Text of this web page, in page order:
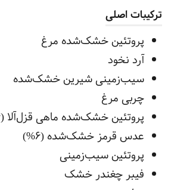
ترکیبات اصلی
پروتئین خشک‌شده مرغ
آرد نخود
سیب‌زمینی شیرین خشک‌شده
چربی مرغ
پروتئین خشک‌شده ماهی قزل‌آلا (6%)
عدس قرمز خشک‌شده (6%)
پروتئین سیب‌زمینی
فیبر چغندر خشک